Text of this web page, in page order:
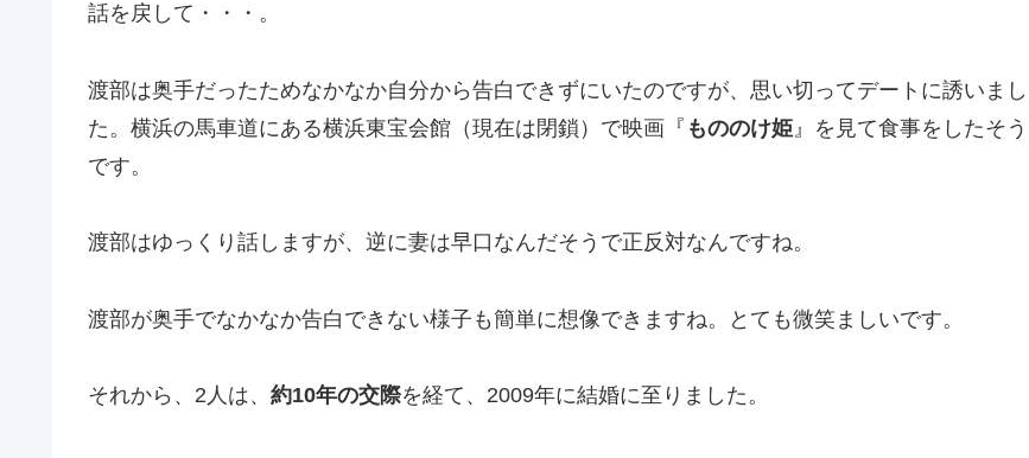
話を戻して・・・。
渡部は奥手だったためなかなか自分から告白できずにいたのですが、思い切ってデートに誘いまし
た。横浜の馬車道にある横浜東宝会館（現在は閉鎖）で映画『 もののけ姫 』を見て食事をしたそう
です。
渡部はゆっくり話しますが、逆に妻は早口なんだそうで正反対なんですね。
渡部が奥手でなかなか告白できない様子も簡単に想像できますね。とても微笑ましいです。
それから、2人は、 約10年の交際を経て、2009年に結婚に至りました。